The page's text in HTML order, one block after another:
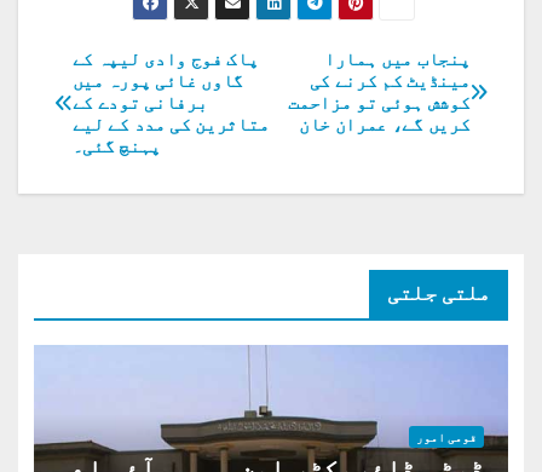
پوسٹوں
کی
پاک فوج وادی لیپہ کے
گاوں غائی پورہ میں
برفانی تودے کے
متاثرین کی مدد کے لیے
پہنچ گئی۔
پنجاب میں ہمارا
مینڈیٹ کم کرنے کی
کوشش ہوئی تو مزاحمت
کریں گے، عمران خان
ملتی جلتی
قومی امور